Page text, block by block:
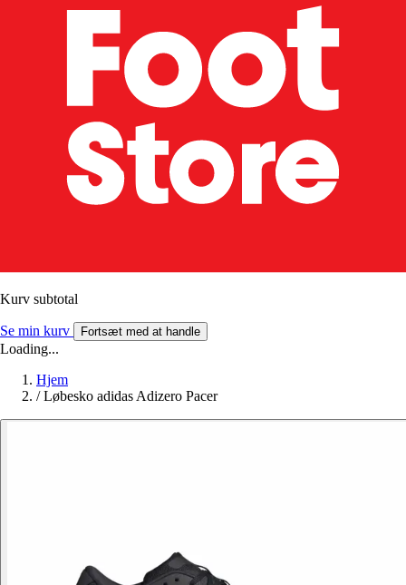
Kurv subtotal
Se min kurv Fortsæt med at handle
Loading...
Hjem
/ Løbesko adidas Adizero Pacer